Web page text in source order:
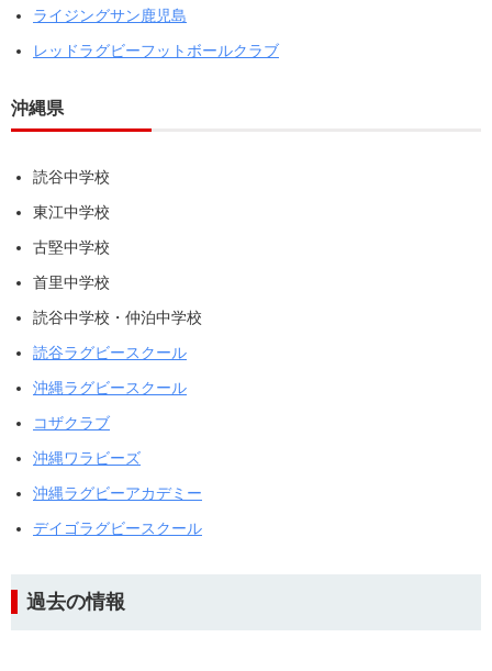
ライジングサン鹿児島
レッドラグビーフットボールクラブ
沖縄県
読谷中学校
東江中学校
古堅中学校
首里中学校
読谷中学校・仲泊中学校
読谷ラグビースクール
沖縄ラグビースクール
コザクラブ
沖縄ワラビーズ
沖縄ラグビーアカデミー
デイゴラグビースクール
過去の情報